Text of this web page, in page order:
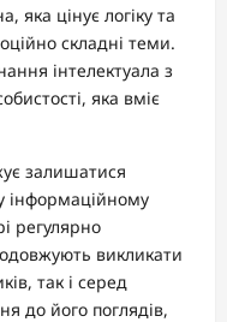
яка цінує логіку та
складні теми.
інтелектуала з
яка вміє
залишатися
інформаційному
регулярно
викликати
так і серед
до його поглядів,